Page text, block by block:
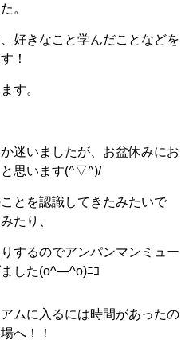
。
好きなこと学んだことなどを
！
す。
迷いましたが、お盆休みにお
と思います(^▽^)/
とを認識してきたみたいで
たり、
するのでアンパンマンミュー
した(o^―^o)ﾆｺ
ムに入るには時間があったの
へ！！